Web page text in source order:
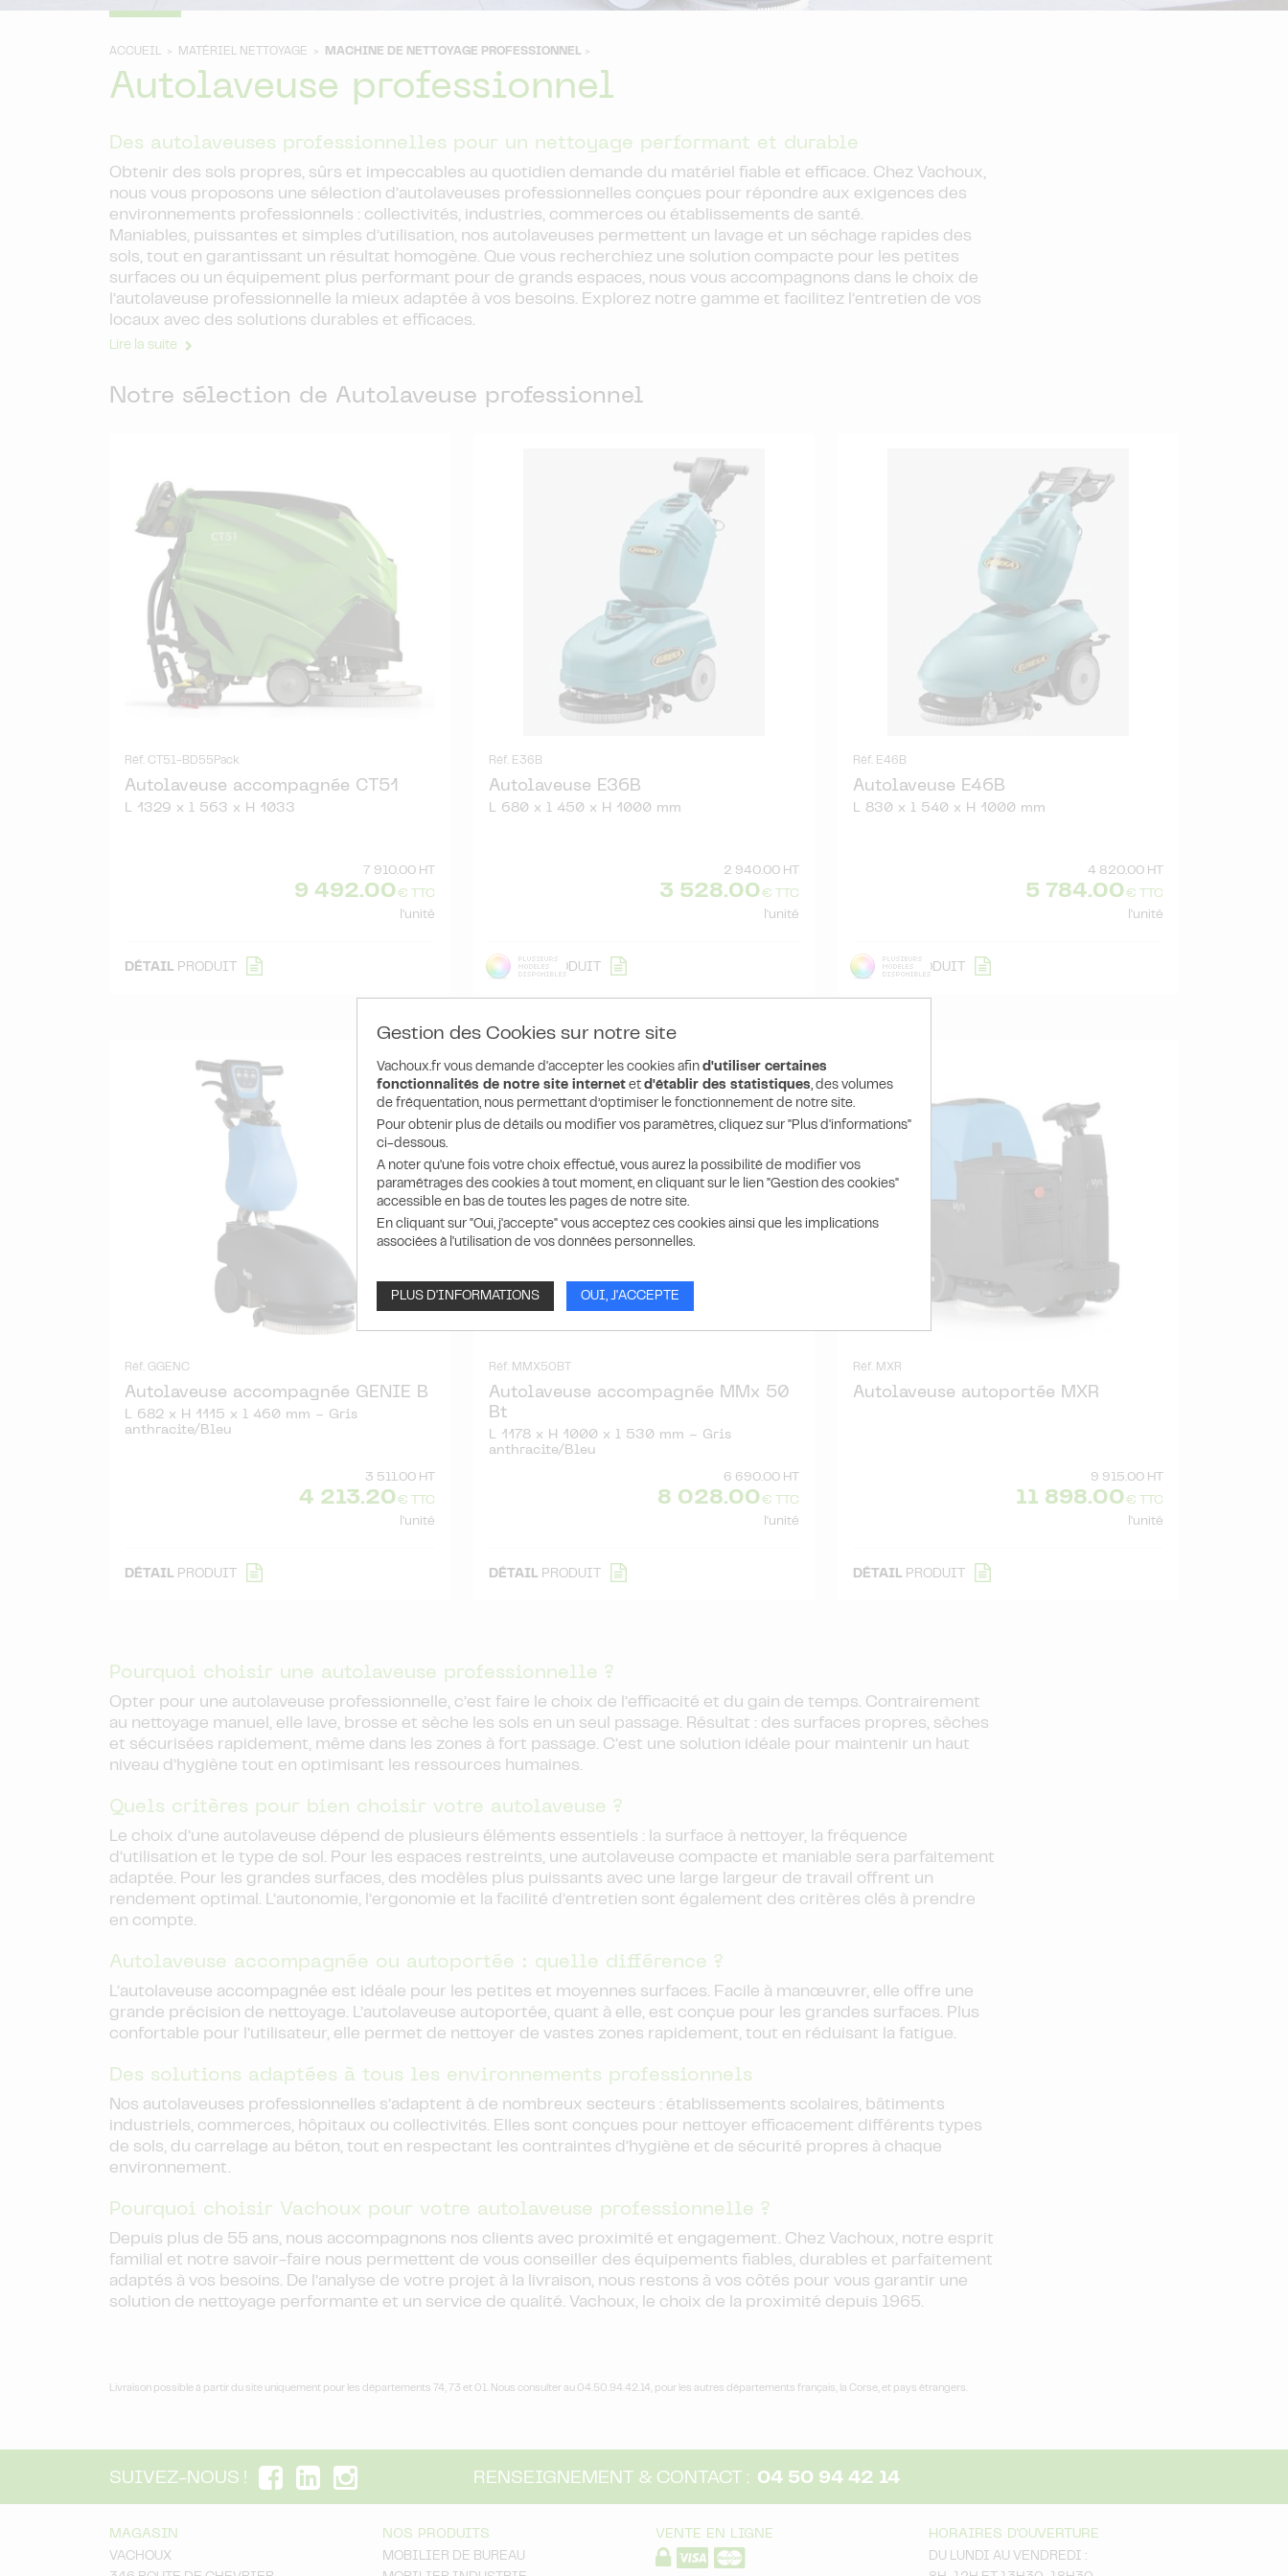
ACCUEIL > MATÉRIEL NETTOYAGE > MACHINE DE NETTOYAGE PROFESSIONNEL >
Autolaveuse professionnel
Des autolaveuses professionnelles pour un nettoyage performant et durable
Obtenir des sols propres, sûrs et impeccables au quotidien demande du matériel fiable et efficace. Chez Vachoux,
nous vous proposons une sélection d’autolaveuses professionnelles conçues pour répondre aux exigences des
environnements professionnels : collectivités, industries, commerces ou établissements de santé.
Maniables, puissantes et simples d’utilisation, nos autolaveuses permettent un lavage et un séchage rapides des
sols, tout en garantissant un résultat homogène. Que vous recherchiez une solution compacte pour les petites
surfaces ou un équipement plus performant pour de grands espaces, nous vous accompagnons dans le choix de
l’autolaveuse professionnelle la mieux adaptée à vos besoins. Explorez notre gamme et facilitez l’entretien de vos
locaux avec des solutions durables et efficaces.
Lire la suite
Notre sélection de Autolaveuse professionnel
Réf. CT51-BD55Pack
Autolaveuse accompagnée CT51
L 1329 x l 563 x H 1033
7 910.00 HT
9 492.00€ TTC
l'unité
DÉTAIL PRODUIT
Réf. E36B
Autolaveuse E36B
L 680 x l 450 x H 1000 mm
2 940.00 HT
3 528.00€ TTC
l'unité
DÉTAILPRODUIT
Réf. E46B
Autolaveuse E46B
L 830 x l 540 x H 1000 mm
4 820.00 HT
5 784.00€ TTC
l'unité
DÉTAILPRODUIT
Réf. GGENC
Autolaveuse accompagnée GENIE B
L 682 x H 1115 x l 460 mm - Gris
anthracite/Bleu
3 511.00 HT
4 213.20€ TTC
l'unité
DÉTAIL PRODUIT
Réf. MMX50BT
Autolaveuse accompagnée MMx 50
Bt
L 1178 x H 1000 x l 530 mm - Gris
anthracite/Bleu
6 690.00 HT
8 028.00€ TTC
l'unité
DÉTAIL PRODUIT
Réf. MXR
Autolaveuse autoportée MXR
9 915.00 HT
11 898.00€ TTC
l'unité
DÉTAIL PRODUIT
Pourquoi choisir une autolaveuse professionnelle ?
Opter pour une autolaveuse professionnelle, c’est faire le choix de l’efficacité et du gain de temps. Contrairement
au nettoyage manuel, elle lave, brosse et sèche les sols en un seul passage. Résultat : des surfaces propres, sèches
et sécurisées rapidement, même dans les zones à fort passage. C’est une solution idéale pour maintenir un haut
niveau d’hygiène tout en optimisant les ressources humaines.
Quels critères pour bien choisir votre autolaveuse ?
Le choix d’une autolaveuse dépend de plusieurs éléments essentiels : la surface à nettoyer, la fréquence
d’utilisation et le type de sol. Pour les espaces restreints, une autolaveuse compacte et maniable sera parfaitement
adaptée. Pour les grandes surfaces, des modèles plus puissants avec une large largeur de travail offrent un
rendement optimal. L’autonomie, l’ergonomie et la facilité d’entretien sont également des critères clés à prendre
en compte.
Autolaveuse accompagnée ou autoportée : quelle différence ?
L’autolaveuse accompagnée est idéale pour les petites et moyennes surfaces. Facile à manœuvrer, elle offre une
grande précision de nettoyage. L’autolaveuse autoportée, quant à elle, est conçue pour les grandes surfaces. Plus
confortable pour l’utilisateur, elle permet de nettoyer de vastes zones rapidement, tout en réduisant la fatigue.
Des solutions adaptées à tous les environnements professionnels
Nos autolaveuses professionnelles s’adaptent à de nombreux secteurs : établissements scolaires, bâtiments
industriels, commerces, hôpitaux ou collectivités. Elles sont conçues pour nettoyer efficacement différents types
de sols, du carrelage au béton, tout en respectant les contraintes d’hygiène et de sécurité propres à chaque
environnement.
Pourquoi choisir Vachoux pour votre autolaveuse professionnelle ?
Depuis plus de 55 ans, nous accompagnons nos clients avec proximité et engagement. Chez Vachoux, notre esprit
familial et notre savoir-faire nous permettent de vous conseiller des équipements fiables, durables et parfaitement
adaptés à vos besoins. De l’analyse de votre projet à la livraison, nous restons à vos côtés pour vous garantir une
solution de nettoyage performante et un service de qualité. Vachoux, le choix de la proximité depuis 1965.
Livraison possible à partir du site uniquement pour les départements 74, 73 et 01. Nous consulter au 04.50.94.42.14, pour les autres départements français, la Corse, et pays étrangers.
SUIVEZ-NOUS ! RENSEIGNEMENT & CONTACT : 04 50 94 42 14
MAGASIN
VACHOUX
NOS PRODUITS
MOBILIER DE BUREAU
VENTE EN LIGNE HORAIRES D'OUVERTURE
DU LUNDI AU VENDREDI :
Gestion des Cookies sur notre site
Vachoux.fr vous demande d'accepter les cookies afin d'utiliser certaines
fonctionnalités de notre site internet et d'établir des statistiques, des volumes
de fréquentation, nous permettant d’optimiser le fonctionnement de notre site.
Pour obtenir plus de détails ou modifier vos paramètres, cliquez sur "Plus d'informations"
ci-dessous.
A noter qu'une fois votre choix effectué, vous aurez la possibilité de modifier vos
paramétrages des cookies à tout moment, en cliquant sur le lien "Gestion des cookies"
accessible en bas de toutes les pages de notre site.
En cliquant sur "Oui, j'accepte" vous acceptez ces cookies ainsi que les implications
associées à l'utilisation de vos données personnelles.
PLUS D'INFORMATIONS OUI, J'ACCEPTE